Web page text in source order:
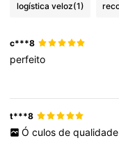
logística veloz(1)
c***8
perfeito
t***8
Ó culos de qualidade